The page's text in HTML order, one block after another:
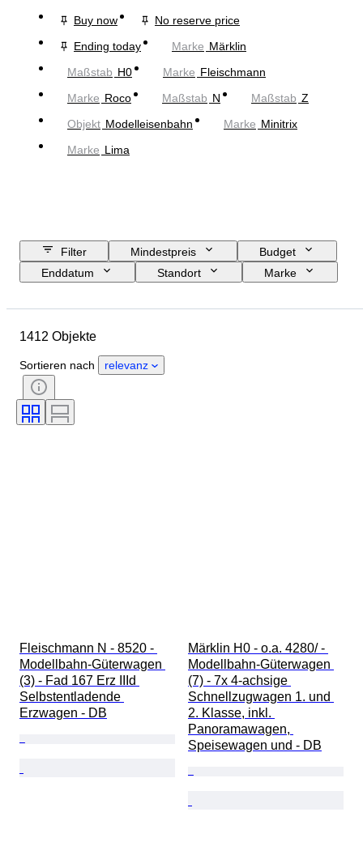
Buy now
No reserve price
Ending today
Marke Märklin
Maßstab H0 Marke Fleischmann
Marke Roco Maßstab N Maßstab Z
Objekt Modelleisenbahn Marke Minitrix
Marke Lima
Filter Mindestpreis
Budget
Enddatum
Standort
Marke
Periode
Maßstab
Stromversorgung
Eisenbahngesellschaft
Original/Nachbau
1412 Objekte
Sortieren nach relevanz
Fleischmann N - 8520 -
Modellbahn-Güterwagen
(3) - Fad 167 Erz IIId
Selbstentladende
Erzwagen - DB
Märklin H0 - o.a. 4280/ -
Modellbahn-Güterwagen
(7) - 7x 4-achsige
Schnellzugwagen 1. und
2. Klasse, inkl.
Panoramawagen,
Speisewagen und - DB